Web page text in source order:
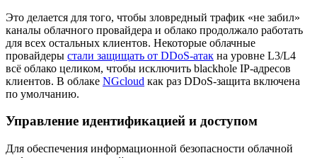
Это делается для того, чтобы зловредный трафик «не забил»
каналы облачного провайдера и облако продолжало работать
для всех остальных клиентов. Некоторые облачные
провайдеры стали защищать от DDoS-атак на уровне L3/L4
всё облако целиком, чтобы исключить blackhole IP-адресов
клиентов. В облаке NGcloud как раз DDoS-защита включена
по умолчанию.
Управление идентификацией и доступом
Для обеспечения информационной безопасности облачной